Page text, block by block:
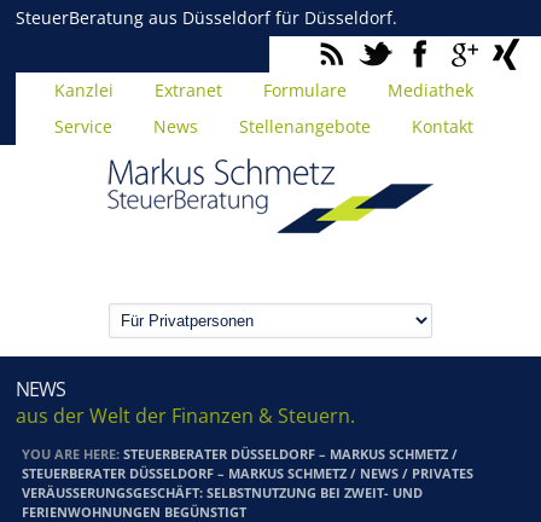
SteuerBeratung aus Düsseldorf für Düsseldorf.
Kanzlei Extranet Formulare
Mediathek
Service
News Stellenangebote Kontakt
NEWS
aus der Welt der Finanzen & Steuern.
YOU ARE HERE:STEUERBERATER DÜSSELDORF – MARKUS SCHMETZ /
STEUERBERATER DÜSSELDORF – MARKUS SCHMETZ / NEWS / PRIVATES
VERÄUSSERUNGSGESCHÄFT: SELBSTNUTZUNG BEI ZWEIT- UND F
ERIENWOHNUNGEN BEGÜNSTIGT